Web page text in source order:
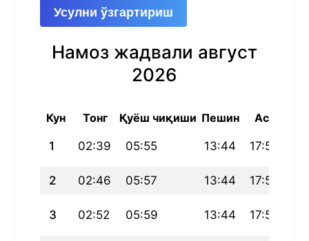
Усулни ўзгартириш
Намоз жадвали август
2026
Кун Тонг Қуёш чиқиши Пешин Аср
1 02:39 05:55 13:44 17:55
2 02:46 05:57 13:44 17:55
3 02:52 05:59 13:44 17:54